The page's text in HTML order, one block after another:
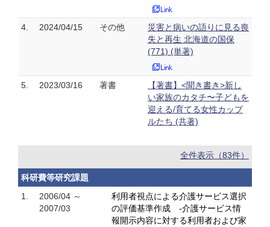
4. 2024/04/15 その他
災害と病いの語りに見る喪
失と再生 北海道の国保
(771) (単著)
5. 2023/03/16 著書
【著書】<聞き書き>新し
い家族のカタチ〜子どもを
迎える/育てる女性カップ
ルたち (共著)
全件表示（83件）
科研費等研究課題
1.
2006/04 ～
2007/03
利用者視点による介護サービス選択
の評価基準作成 -介護サービス情
報開示内容に対する利用者および家